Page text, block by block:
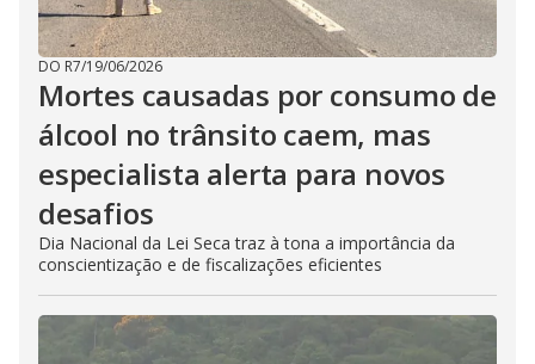
DO R7/19/06/2026
Mortes causadas por consumo de
álcool no trânsito caem, mas
especialista alerta para novos
desafios
Dia Nacional da Lei Seca traz à tona a importância da
conscientização e de fiscalizações eficientes